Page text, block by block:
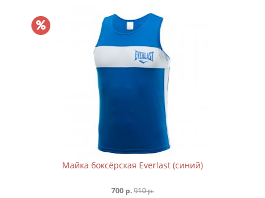
Майка боксёрская Everlast (синий)
700 р.910 р.